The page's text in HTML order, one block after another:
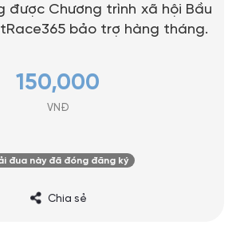
được Chương trình xã hội Bầu
bảo trợ hàng tháng.
150,000
VNĐ
đua này đã đóng đăng ký
Chia sẻ